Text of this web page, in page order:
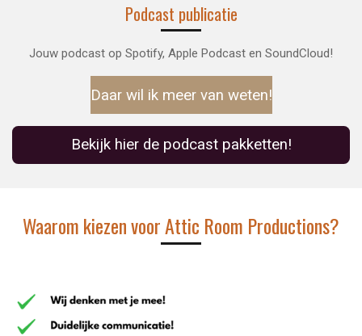
Podcast publicatie
Jouw podcast op Spotify, Apple Podcast en SoundCloud!
Daar wil ik meer van weten!
Bekijk hier de podcast pakketten!
Waarom kiezen voor Attic Room Productions?